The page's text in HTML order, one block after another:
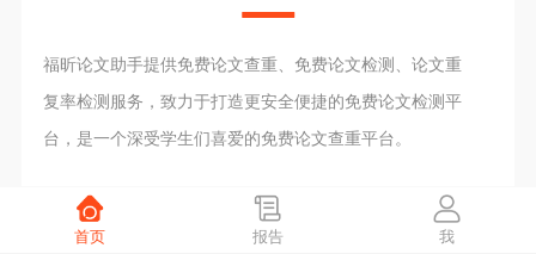
福昕论文助手提供免费论文查重、免费论文检测、论文重
复率检测服务，致力于打造更安全便捷的免费论文检测平
台，是一个深受学生们喜爱的免费论文查重平台。
首页 报告 我